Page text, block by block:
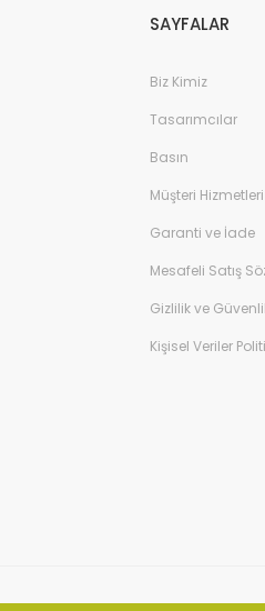
SAYFALAR
Biz Kimiz
Tasarımcılar
Basın
Müşteri Hizmetleri
Garanti ve İade
Mesafeli Satış
Gizlilik ve
Kişisel Veriler